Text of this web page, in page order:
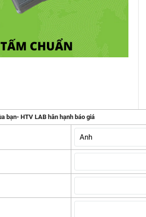
bạn- HTV LAB hân hạnh báo giá